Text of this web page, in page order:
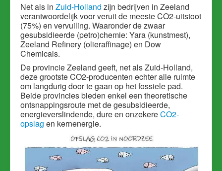
Net als in Zuid-Holland zijn bedrijven in Zeeland
verantwoordelijk voor veruit de meeste CO2-uitstoot
(75%) en vervuiling. Waaronder de zwaar
gesubsidieerde (petro)chemie: Yara (kunstmest),
Zeeland Refinery (olieraffinage) en Dow
Chemicals.
De provincie Zeeland geeft, net als Zuid-Holland,
deze grootste CO2-producenten echter alle ruimte
om langdurig door te gaan op het fossiele pad.
Beide provincies bieden enkel een theoretische
ontsnappingsroute met de gesubsidieerde,
energieverslindende, dure en onzekereCO2-
opslag en kernenergie.